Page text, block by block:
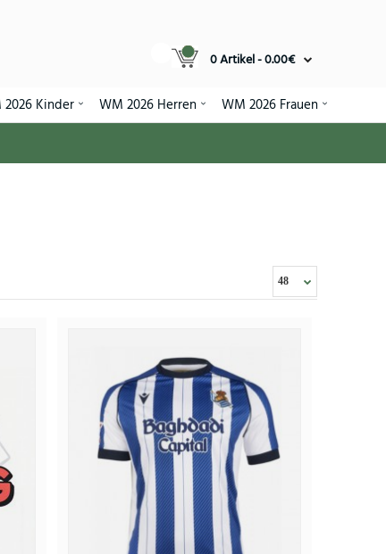
0 Artikel - 0.00€
2026 Kinder WM 2026 Herren WM 2026 Frauen